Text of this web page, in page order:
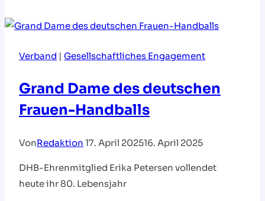
Atmosphäre
zwölf
Verband | Gesellschaftliches Engagement
Grand Dame des deutschen
Frauen-Handballs
VonRedaktion 17. April 202516. April 2025
DHB-Ehrenmitglied Erika Petersen vollendet
heute ihr 80. Lebensjahr